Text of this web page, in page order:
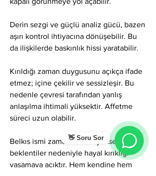
👋 Soru Sor
Derin sezgi ve güçlü analiz gücü, bazen
aşırı kontrol ihtiyacına dönüşebilir. Bu
da ilişkilerde baskınlık hissi yaratabilir.
Kırıldığı zaman duygusunu açıkça ifade
etmez; içine çekilir ve sessizleşir. Bu
nedenle çevresi tarafından yanlış
anlaşılma ihtimali yüksektir. Affetme
süreci uzun olabilir.
Belkıs ismi zaman zaman yüksek
beklentiler nedeniyle hayal kırıklığı
yaşamaya açıktır. Hem kendine hem